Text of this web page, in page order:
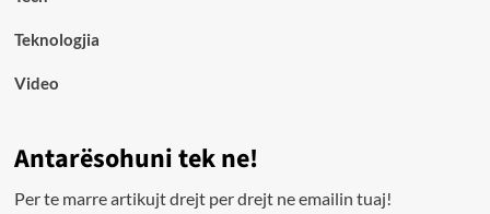
Teknologjia
Video
Antarësohuni tek ne!
Per te marre artikujt drejt per drejt ne emailin tuaj!